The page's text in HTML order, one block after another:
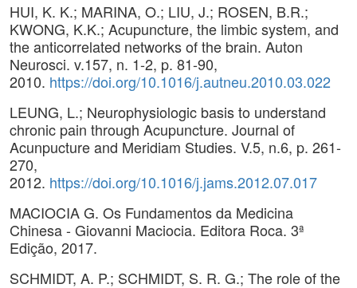
HUI, K. K.; MARINA, O.; LIU, J.; ROSEN, B.R.;
KWONG, K.K.; Acupuncture, the limbic system, and
the anticorrelated networks of the brain. Auton
Neurosci. v.157, n. 1-2, p. 81-90,
2010. https://doi.org/10.1016/j.autneu.2010.03.022
LEUNG, L.; Neurophysiologic basis to understand
chronic pain through Acupuncture. Journal of
Acunpucture and Meridiam Studies. V.5, n.6, p. 261-
270,
2012. https://doi.org/10.1016/j.jams.2012.07.017
MACIOCIA G. Os Fundamentos da Medicina
Chinesa - Giovanni Maciocia. Editora Roca. 3ª
Edição, 2017.
SCHMIDT, A. P.; SCHMIDT, S. R. G.; The role of the